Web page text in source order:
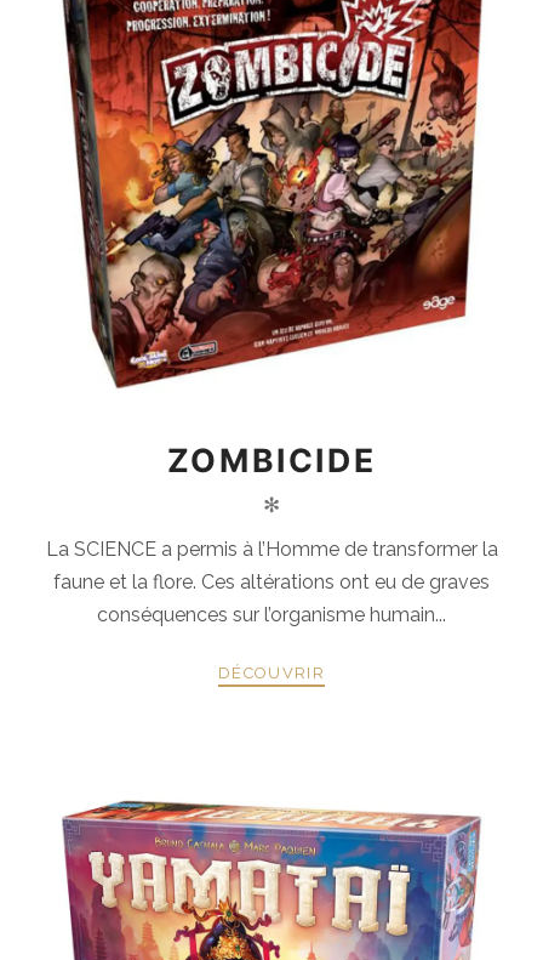
ZOMBICIDE
✻
La SCIENCE a permis à l’Homme de transformer la
faune et la flore. Ces altérations ont eu de graves
conséquences sur l’organisme humain...
DÉCOUVRIR